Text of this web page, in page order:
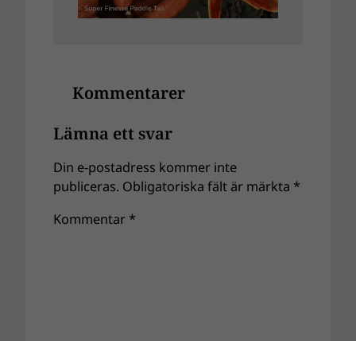
Kommentarer
Lämna ett svar
Din e-postadress kommer inte
publiceras. Obligatoriska fält är märkta *
Kommentar *